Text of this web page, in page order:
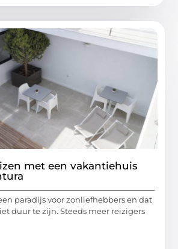
met een vakantiehuis
paradijs voor zonliefhebbers en dat
duur te zijn. Steeds meer reizigers